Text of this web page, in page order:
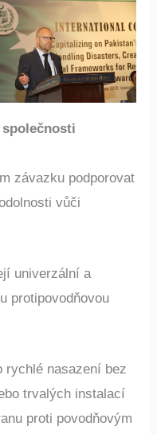
společnosti
závazku podporovat
vůči
univerzální a
protipovodňovou
rychlé nasazení bez
trvalých instalací
proti povodňovým